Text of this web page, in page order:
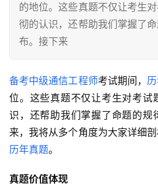
的地位。这些真题不仅让考生
彻的认识，还帮助我们掌握了
布。接下来
备考中级通信工程师考试期间，
位。这些真题不仅让考生对考试
识，还帮助我们掌握了命题的规
来，我将从多个角度为大家详细
历年真题。
真题价值体现